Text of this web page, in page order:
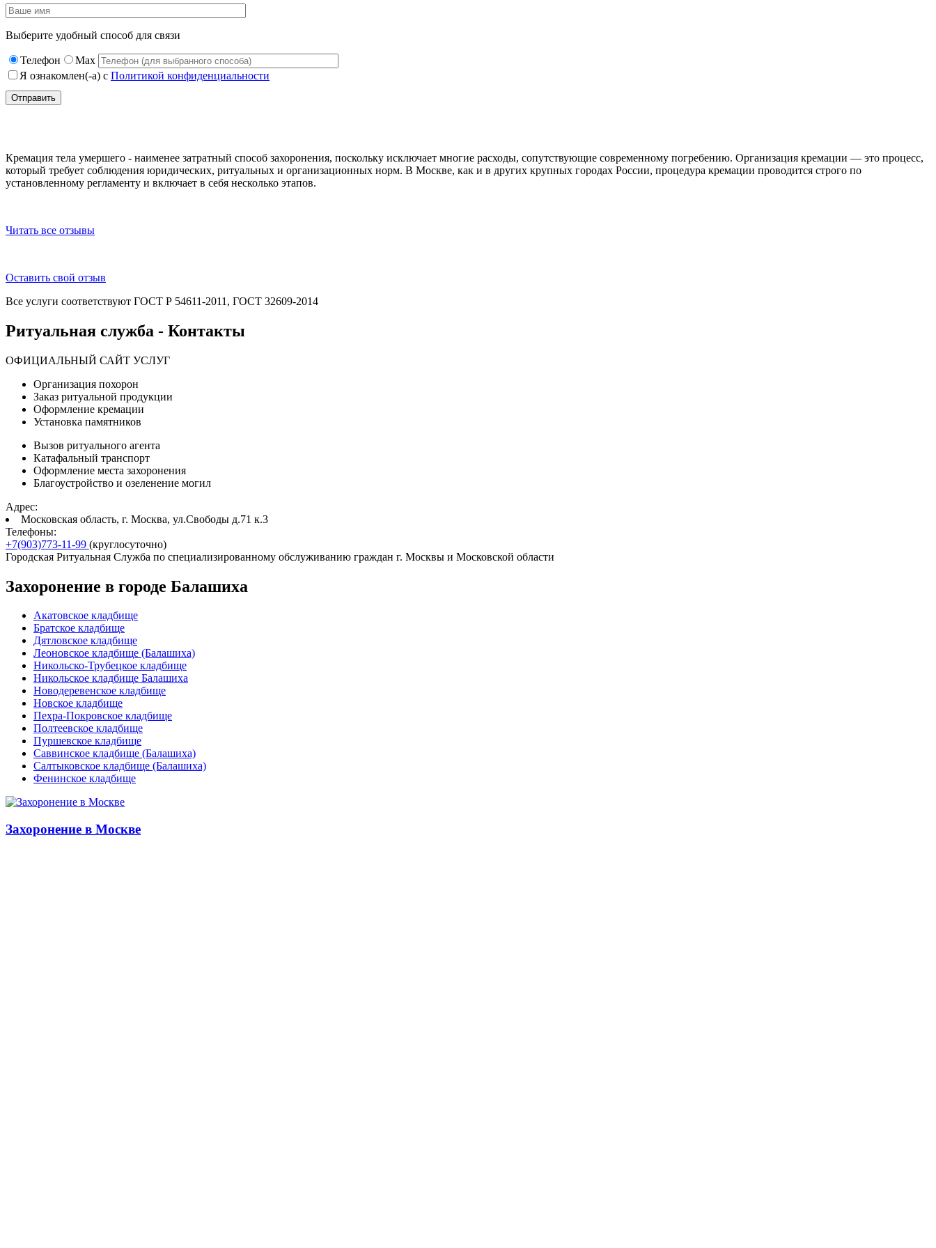
Выберите удобный способ для связи
Телефон
Max
Я ознакомлен(-а) с Политикой конфиденциальности
Кремация тела умершего - наименее затратный способ захоронения, поскольку исключает многие расходы, сопутствующие современному погребению. Организация кремации — это процесс,
который требует соблюдения юридических, ритуальных и организационных норм. В Москве, как и в других крупных городах России, процедура кремации проводится строго по
установленному регламенту и включает в себя несколько этапов.
Читать все отзывы
Оставить свой отзыв
Все услуги соответствуют ГОСТ Р 54611-2011, ГОСТ 32609-2014
Ритуальная служба - Контакты
ОФИЦИАЛЬНЫЙ САЙТ УСЛУГ
Организация похорон
Заказ ритуальной продукции
Оформление кремации
Установка памятников
Вызов ритуального агента
Катафальный транспорт
Оформление места захоронения
Благоустройство и озеленение могил
Адрес:
Московская область, г. Москва, ул.Свободы д.71 к.3
Телефоны:
+7(903)773-11-99 (круглосуточно)
Городская Ритуальная Служба по специализированному обслуживанию граждан г. Москвы и Московской области
Захоронение в городе Балашиха
Акатовское кладбище
Братское кладбище
Дятловское кладбище
Леоновское кладбище (Балашиха)
Никольско-Трубецкое кладбище
Никольское кладбище Балашиха
Новодеревенское кладбище
Новское кладбище
Пехра-Покровское кладбище
Полтеевское кладбище
Пуршевское кладбище
Саввинское кладбище (Балашиха)
Салтыковское кладбище (Балашиха)
Фенинское кладбище
Захоронение в Москве